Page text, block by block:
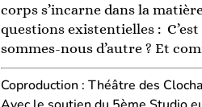
corps s’incarne dans la
questions existentielles :
sommes-nous d’autre ? Et
Coproduction : Théâtre des